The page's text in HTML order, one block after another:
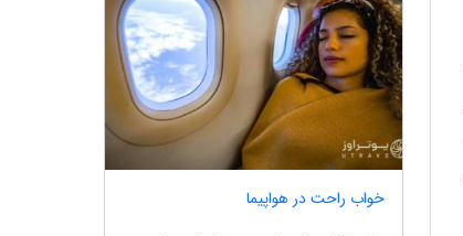
خواب راحت در هواپیما